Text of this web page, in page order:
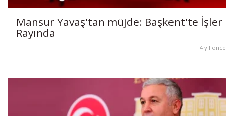
Mansur Yavaş'tan müjde: Başkent'te İşler
Rayında
4 yıl önce